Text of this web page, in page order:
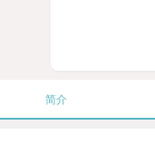
简介